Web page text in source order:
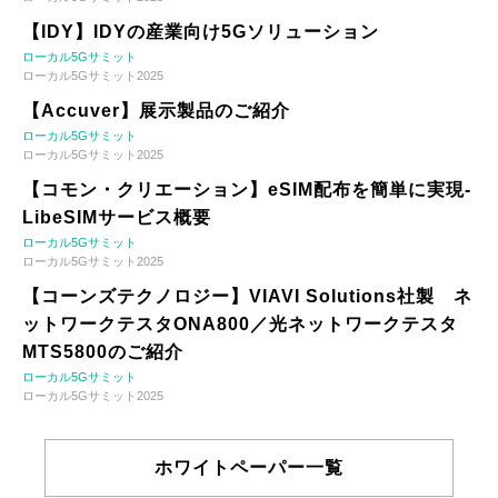
【IDY】IDYの産業向け5Gソリューション
ローカル5Gサミット
ローカル5Gサミット2025
【Accuver】展示製品のご紹介
ローカル5Gサミット
ローカル5Gサミット2025
【コモン・クリエーション】eSIM配布を簡単に実現-
LibeSIMサービス概要
ローカル5Gサミット
ローカル5Gサミット2025
【コーンズテクノロジー】VIAVI Solutions社製 ネ
ットワークテスタONA800／光ネットワークテスタ
MTS5800のご紹介
ローカル5Gサミット
ローカル5Gサミット2025
ホワイトペーパー一覧